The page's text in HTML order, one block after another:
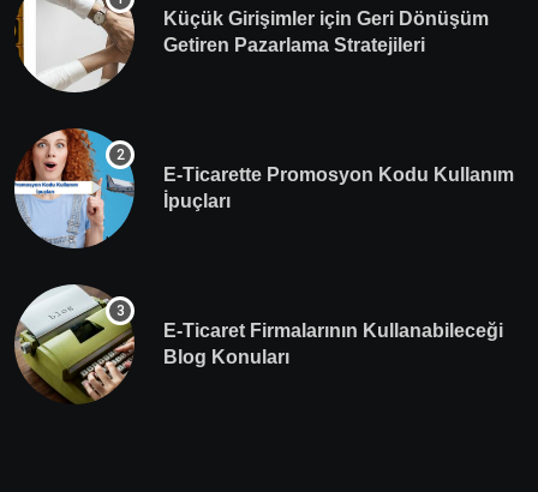
Küçük Girişimler için Geri Dönüşüm
Getiren Pazarlama Stratejileri
E-Ticarette Promosyon Kodu Kullanım
İpuçları
E-Ticaret Firmalarının Kullanabileceği
Blog Konuları